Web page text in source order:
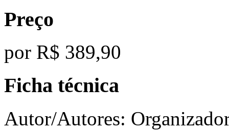
Preço
por R$ 389,90
Ficha técnica
Autor/Autores: